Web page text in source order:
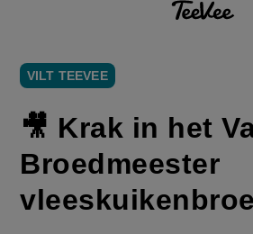
VILT TEEVEE
🎥 Krak in het
Broedmeester